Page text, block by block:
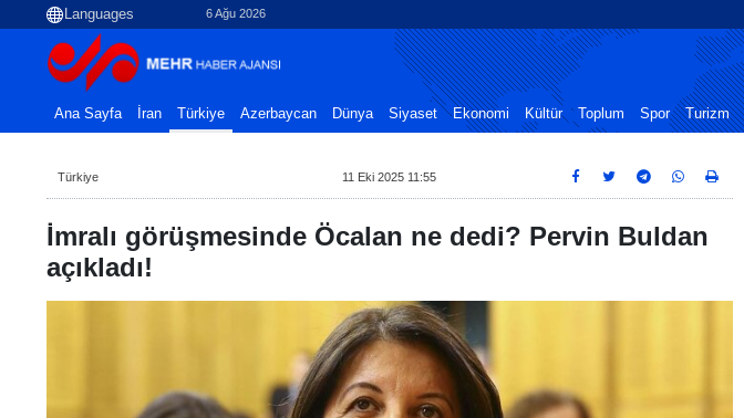
6 Ağu 2026
Ana Sayfa İran Türkiye Azerbaycan Dünya Siyaset Ekonomi Kültür Toplum Spor Turizm
Türkiye 11 Eki 2025 11:55
İmralı görüşmesinde Öcalan ne dedi? Pervin Buldan
açıkladı!